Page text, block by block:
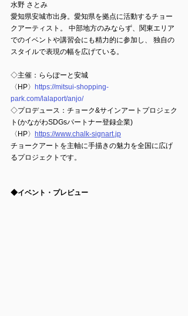
水野 さとみ
愛知県安城市出身。愛知県を拠点に活動するチョー
クアーティスト。 中部地方のみならず、関東エリア
でのイベントや講習会にも精力的に参加し、 独自の
スタイルで表現の幅を広げている。
◇主催：ららぽーと安城
〈HP〉
https://mitsui-shopping-
park.com/lalaport/anjo/
◇プロデュース：チョーク&サインアートプロジェク
ト(かながわSDGsパートナー登録企業)
〈HP〉
https://www.chalk-signart.jp
チョークアートを主軸に手描きの魅力を全国に広げ
るプロジェクトです。
◆イベント・プレビュー